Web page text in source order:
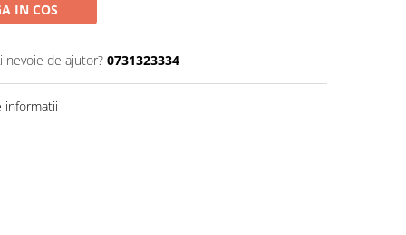
IN COS
nevoie de ajutor? 0731323334
informatii